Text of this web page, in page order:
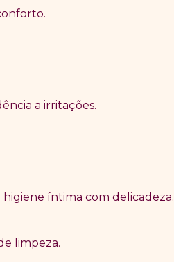
a irritações.
íntima com delicadeza.
limpeza.